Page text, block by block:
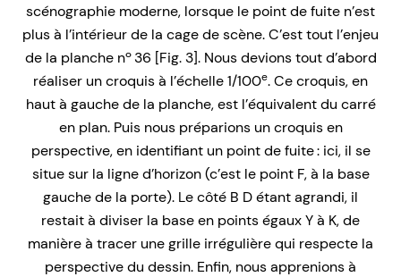
scénographie moderne, lorsque le point de fuite n’est
plus à l’intérieur de la cage de scène. C’est tout l’enjeu
de la planche nº 36 [Fig. 3]. Nous devions tout d’abord
réaliser un croquis à l’échelle 1/100e. Ce croquis, en
haut à gauche de la planche, est l’équivalent du carré
en plan. Puis nous préparions un croquis en
perspective, en identifiant un point de fuite : ici, il se
situe sur la ligne d’horizon (c’est le point F, à la base
gauche de la porte). Le côté B D étant agrandi, il
restait à diviser la base en points égaux Y à K, de
manière à tracer une grille irrégulière qui respecte la
perspective du dessin. Enfin, nous apprenions à